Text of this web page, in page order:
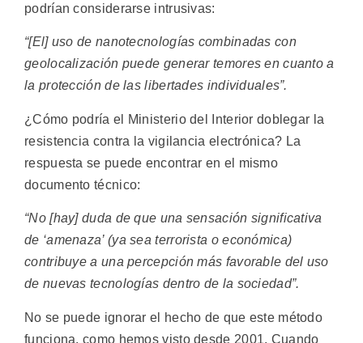
podrían considerarse intrusivas:
“[El] uso de nanotecnologías combinadas con
geolocalización puede generar temores en cuanto a
la protección de las libertades individuales”.
¿Cómo podría el Ministerio del Interior doblegar la
resistencia contra la vigilancia electrónica? La
respuesta se puede encontrar en el mismo
documento técnico:
“No [hay] duda de que una sensación significativa
de ‘amenaza’ (ya sea terrorista o económica)
contribuye a una percepción más favorable del uso
de nuevas tecnologías dentro de la sociedad”.
No se puede ignorar el hecho de que este método
funciona, como hemos visto desde 2001. Cuando